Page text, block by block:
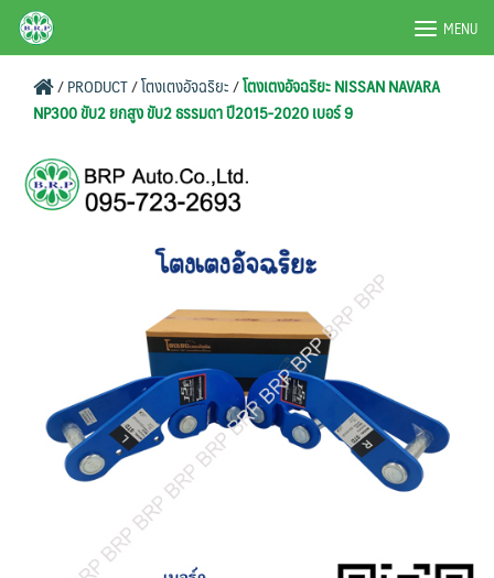
SkipBRPAUTO.COM MENU
/PRODUCT/โตงเตงอัจฉริยะ/โตงเตงอัจฉริยะ NISSAN NAVARA
NP300 ขับ2 ยกสูง ขับ2 ธรรมดา ปี2015-2020 เบอร์ 9